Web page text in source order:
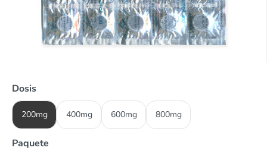
Dosis
200mg 400mg 600mg 800mg
Paquete